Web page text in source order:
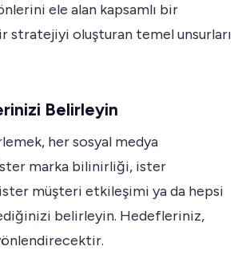
ele alan kapsamlı bir
stratejiyi oluşturan temel unsurları
Belirleyin
her sosyal medya
marka bilinirliği, ister
müşteri etkileşimi ya da hepsi
belirleyin. Hedefleriniz,